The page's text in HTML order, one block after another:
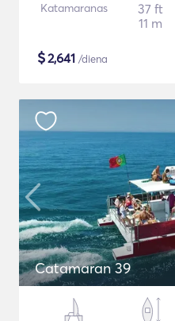
Katamaranas
37 ft
11 m
$2,641 /diena
Catamaran 39